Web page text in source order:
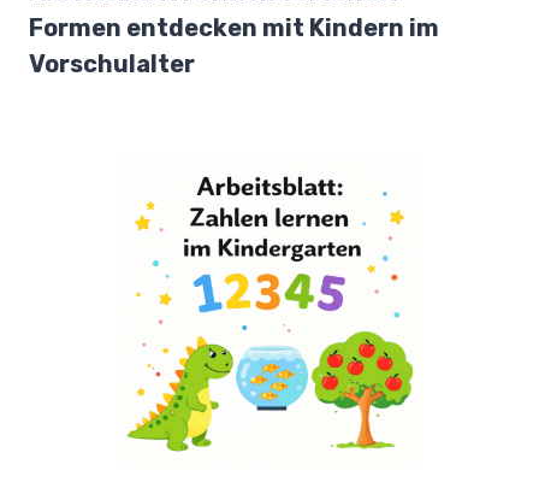
Formen entdecken mit Kindern im
Vorschulalter